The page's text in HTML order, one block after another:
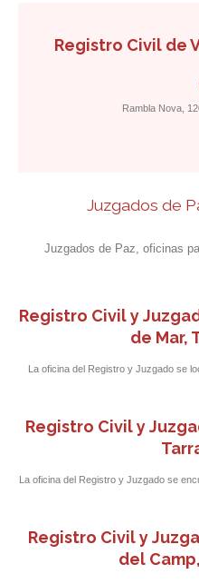
Registro Civil de
Rambla Nova,
Juzgados de
Juzgados de Paz, oficinas
Registro Civil y
de Mar,
La oficina del Registro y Juzgado se
Registro Civil y
La oficina del Registro y Juzgado se
Registro Civil y
del